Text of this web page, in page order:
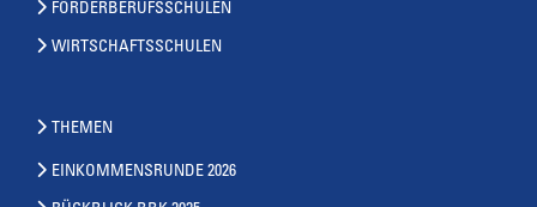
FÖRDERBERUFSSCHULEN
WIRTSCHAFTSSCHULEN
THEMEN
EINKOMMENSRUNDE 2026